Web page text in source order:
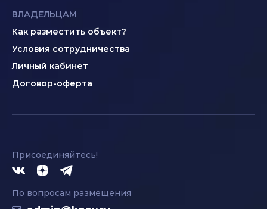
ВЛАДЕЛЬЦАМ
Как разместить объект?
Условия сотрудничества
Личный кабинет
Договор-оферта
Присоединяйтесь!
По вопросам размещения